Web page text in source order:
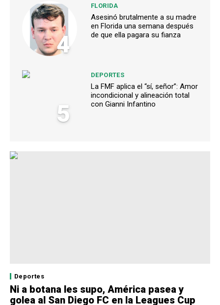
4
FLORIDA
Asesinó brutalmente a su madre
en Florida una semana después
de que ella pagara su fianza
5
DEPORTES
La FMF aplica el “sí, señor”: Amor
incondicional y alineación total
con Gianni Infantino
Deportes
Ni a botana les supo, América pasea y
golea al San Diego FC en la Leagues Cup